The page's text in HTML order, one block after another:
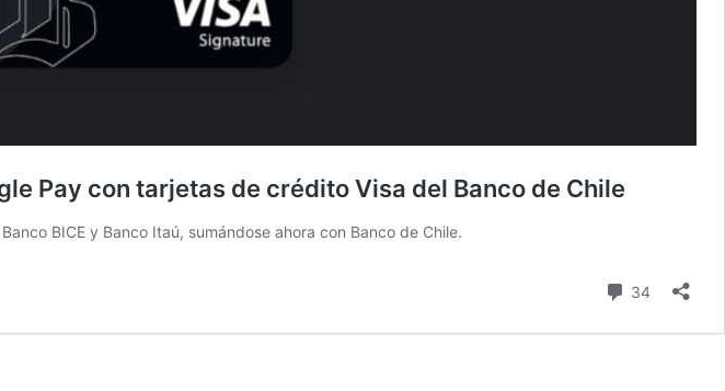
Pay con tarjetas de crédito Visa del Banco de Chile
BICE y Banco Itaú, sumándose ahora con Banco de Chile.
34